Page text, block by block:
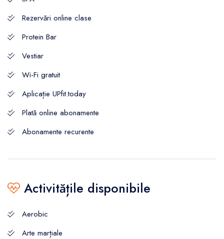
Rezervări online clase
Protein Bar
Vestiar
Wi-Fi gratuit
Aplicație UPfit.today
Plată online abonamente
Abonamente recurente
Activitățile disponibile
Aerobic
Arte marțiale